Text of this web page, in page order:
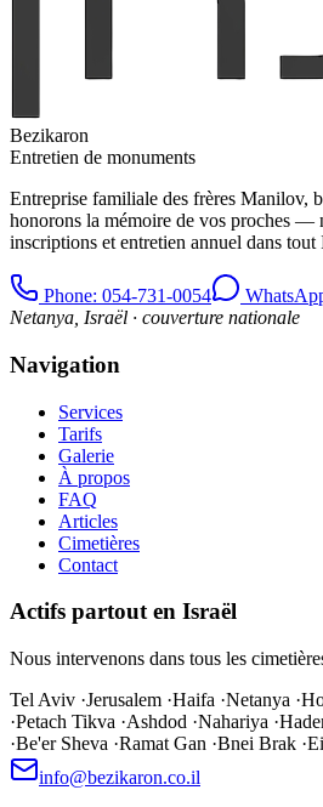
Bezikaron
Entretien de monuments
Entreprise familiale des frères Manilov,
honorons la mémoire de vos proches —
inscriptions et entretien annuel dans tout
Phone: 054-731-0054
Netanya, Israël · couverture nationale
Navigation
Services
Tarifs
Galerie
À propos
FAQ
Articles
Cimetières
Contact
Actifs partout en Israël
Nous intervenons dans tous les
Tel Aviv ·Jerusalem ·Haifa ·Netanya ·
·Petach Tikva ·Ashdod ·Nahariya ·
·Be'er Sheva ·Ramat Gan ·Bnei Brak ·
info@bezikaron.co.il